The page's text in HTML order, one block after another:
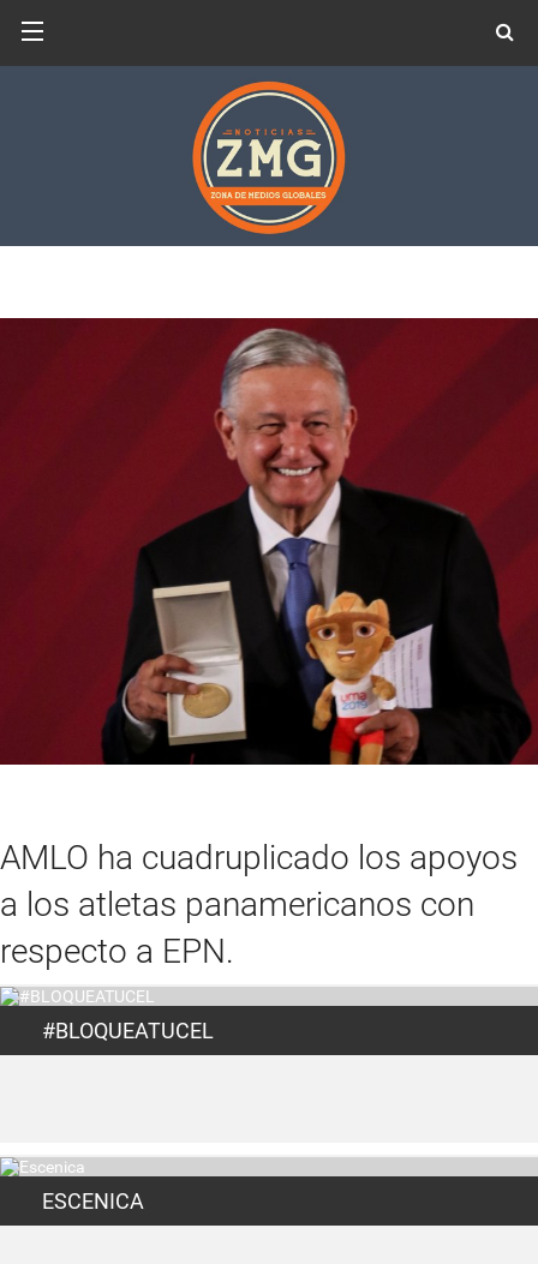
AMLO ha cuadruplicado los apoyos
a los atletas panamericanos con
respecto a EPN.
#BLOQUEATUCEL
ESCENICA